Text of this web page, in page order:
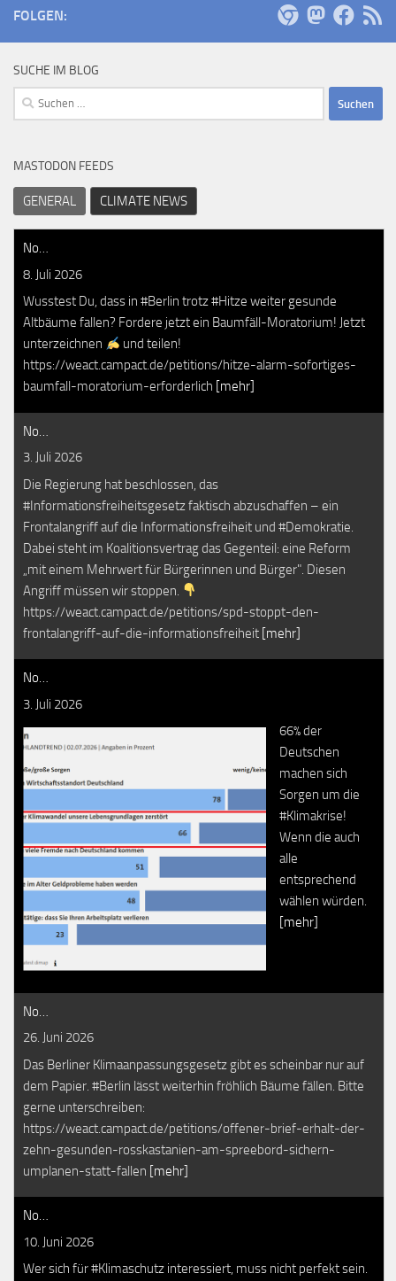
FOLGEN:
SUCHE IM BLOG
Suchen
nach:
MASTODON FEEDS
GENERAL CLIMATE NEWS
No…
8. Juli 2026
Wusstest Du, dass in #Berlin trotz #Hitze weiter gesunde
Altbäume fallen? Fordere jetzt ein Baumfäll-Moratorium! Jetzt
unterzeichnen
und teilen!
https://weact.campact.de/petitions/hitze-alarm-sofortiges-
baumfall-moratorium-erforderlich [mehr]
No…
3. Juli 2026
Die Regierung hat beschlossen, das
#Informationsfreiheitsgesetz faktisch abzuschaffen – ein
Frontalangriff auf die Informationsfreiheit und #Demokratie.
Dabei steht im Koalitionsvertrag das Gegenteil: eine Reform
„mit einem Mehrwert für Bürgerinnen und Bürger". Diesen
Angriff müssen wir stoppen.
https://weact.campact.de/petitions/spd-stoppt-den-
frontalangriff-auf-die-informationsfreiheit [mehr]
No…
3. Juli 2026
66% der
Deutschen
machen sich
Sorgen um die
#Klimakrise!
Wenn die auch
alle
entsprechend
wählen würden.
[mehr]
No…
26. Juni 2026
Das Berliner Klimaanpassungsgesetz gibt es scheinbar nur auf
dem Papier. #Berlin lässt weiterhin fröhlich Bäume fällen. Bitte
gerne unterschreiben:
https://weact.campact.de/petitions/offener-brief-erhalt-der-
zehn-gesunden-rosskastanien-am-spreebord-sichern-
umplanen-statt-fallen [mehr]
No…
10. Juni 2026
Wer sich für #Klimaschutz interessiert, muss nicht perfekt sein.